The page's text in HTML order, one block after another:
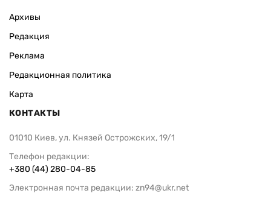
Архивы
Редакция
Реклама
Редакционная политика
Карта
КОНТАКТЫ
01010 Киев, ул. Князей Острожских, 19/1
Телефон редакции:
+380 (44) 280-04-85
Электронная почта редакции: zn94@ukr.net